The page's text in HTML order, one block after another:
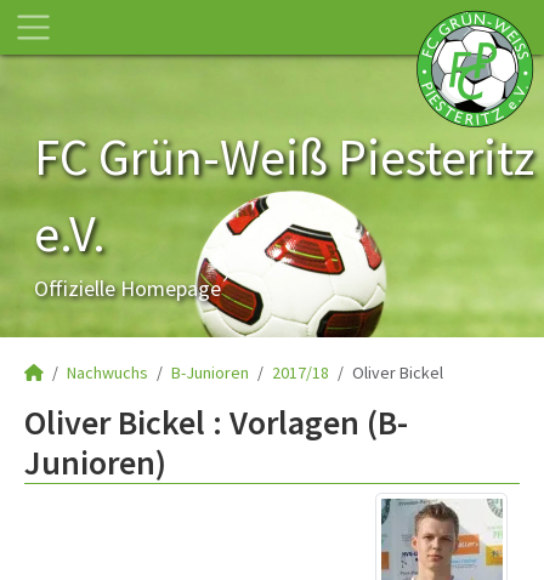
FC Grün-Weiß Piesteritz
e.V.
Offizielle Homepage
Nachwuchs B-Junioren 2017/18 Oliver Bickel
Oliver Bickel : Vorlagen (B-
Junioren)